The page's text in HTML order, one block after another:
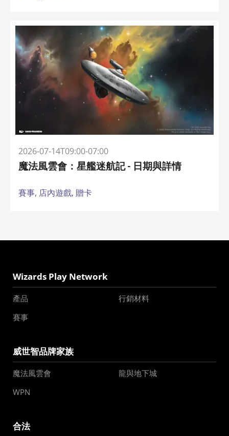
2026-07-14T09:00-07:00
魔法風雲會：星艦迷航記 - 日期與詳情
賽事, 店內遊戲, 贈卡
Wizards Play Network
產品
行銷材料
賽事
威世智品牌家族
魔法風雲會
龍與地下城
WPN
合法